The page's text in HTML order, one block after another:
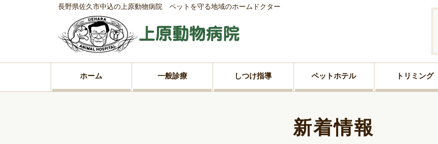
長野県佐久市中込の上原動物病院 ペットを守る地域のホームドクター
ホーム 一般診療 しつけ指導 ペットホテル トリミング
新着情報